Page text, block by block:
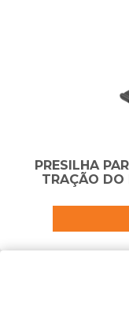
PRESILHA
TRAÇÃO DO